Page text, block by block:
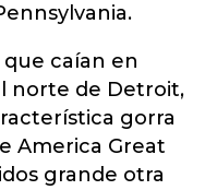
caían en
norte de Detroit,
gorra
America Great
grande otra